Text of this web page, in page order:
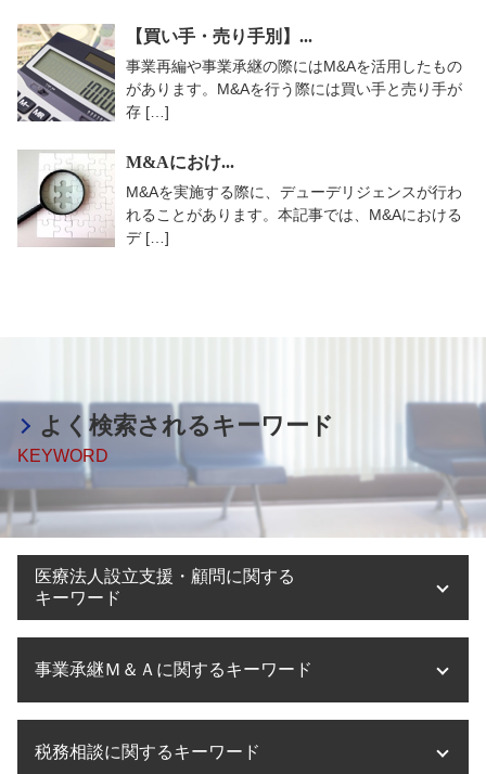
【買い手・売り手別】...
事業再編や事業承継の際にはM&Aを活用したもの
があります。M&Aを行う際には買い手と売り手が
存 […]
M&Aにおけ...
M&Aを実施する際に、デューデリジェンスが行わ
れることがあります。本記事では、M&Aにおける
デ […]
よく検索されるキーワード
KEYWORD
医療法人設立支援・顧問に関する
キーワード
医療法人設立 マニュアル
医療法人設立 流れ
医療法人 持分
事業承継Ｍ＆Ａに関するキーワード
事業承継 節税
税務相談に関するキーワード